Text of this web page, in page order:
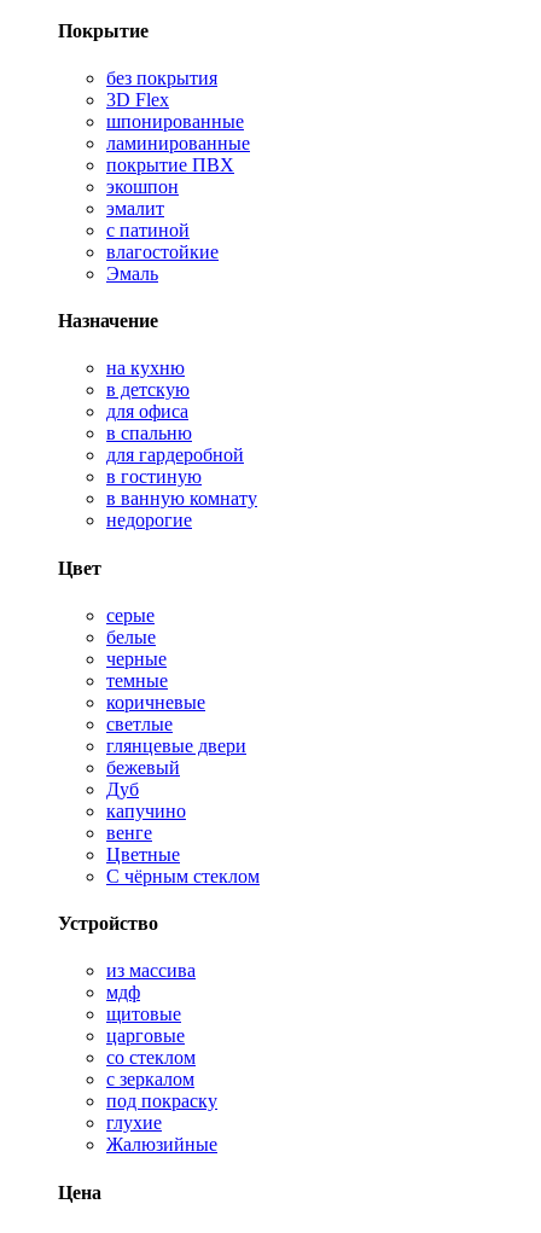
Покрытие
без покрытия
3D Flex
шпонированные
ламинированные
покрытие ПВХ
экошпон
эмалит
с патиной
влагостойкие
Эмаль
Назначение
на кухню
в детскую
для офиса
в спальню
для гардеробной
в гостиную
в ванную комнату
недорогие
Цвет
серые
белые
черные
темные
коричневые
светлые
глянцевые двери
бежевый
Дуб
капучино
венге
Цветные
С чёрным стеклом
Устройство
из массива
мдф
щитовые
царговые
со стеклом
с зеркалом
под покраску
глухие
Жалюзийные
Цена